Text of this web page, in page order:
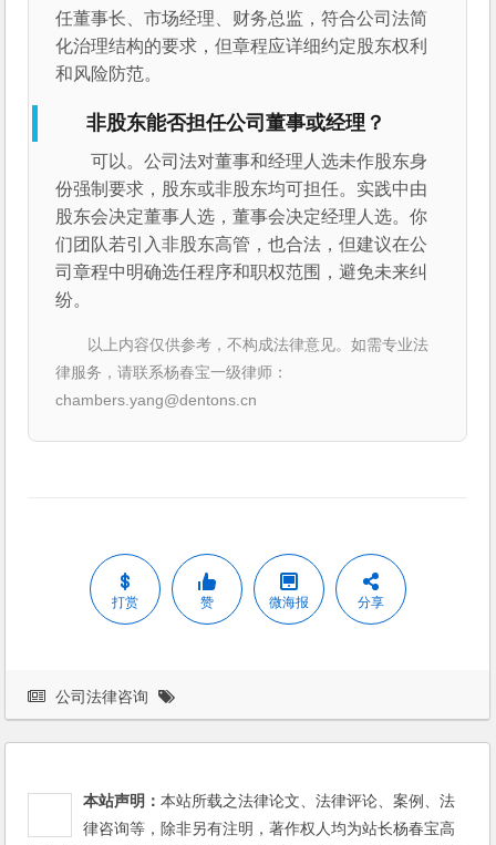
任董事长、市场经理、财务总监，符合公司法简
化治理结构的要求，但章程应详细约定股东权利
和风险防范。
非股东能否担任公司董事或经理？
可以。公司法对董事和经理人选未作股东身
份强制要求，股东或非股东均可担任。实践中由
股东会决定董事人选，董事会决定经理人选。你
们团队若引入非股东高管，也合法，但建议在公
司章程中明确选任程序和职权范围，避免未来纠
纷。
以上内容仅供参考，不构成法律意见。如需专业法
律服务，请联系杨春宝一级律师：
chambers.yang@dentons.cn
打赏 赞 微海报 分享
公司法律咨询
本站声明：本站所载之法律论文、法律评论、案例、法
律咨询等，除非另有注明，著作权人均为站长杨春宝高